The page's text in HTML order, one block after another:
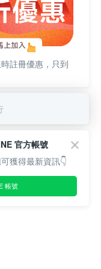
時註冊優惠，只到
官方帳號
獲得最新資訊👇
帳號